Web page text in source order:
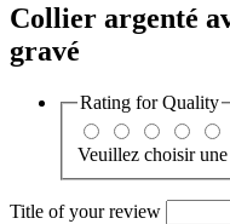
Collier argenté
gravé
Rating forQuality
Veuillez choisir
Title of your review